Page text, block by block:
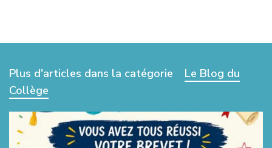
Plus d'articles dans la catégorie
Le Blog du
Collège